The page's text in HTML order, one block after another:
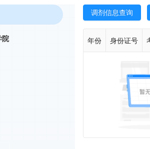
院
调剂信息查询
年份 身份证号